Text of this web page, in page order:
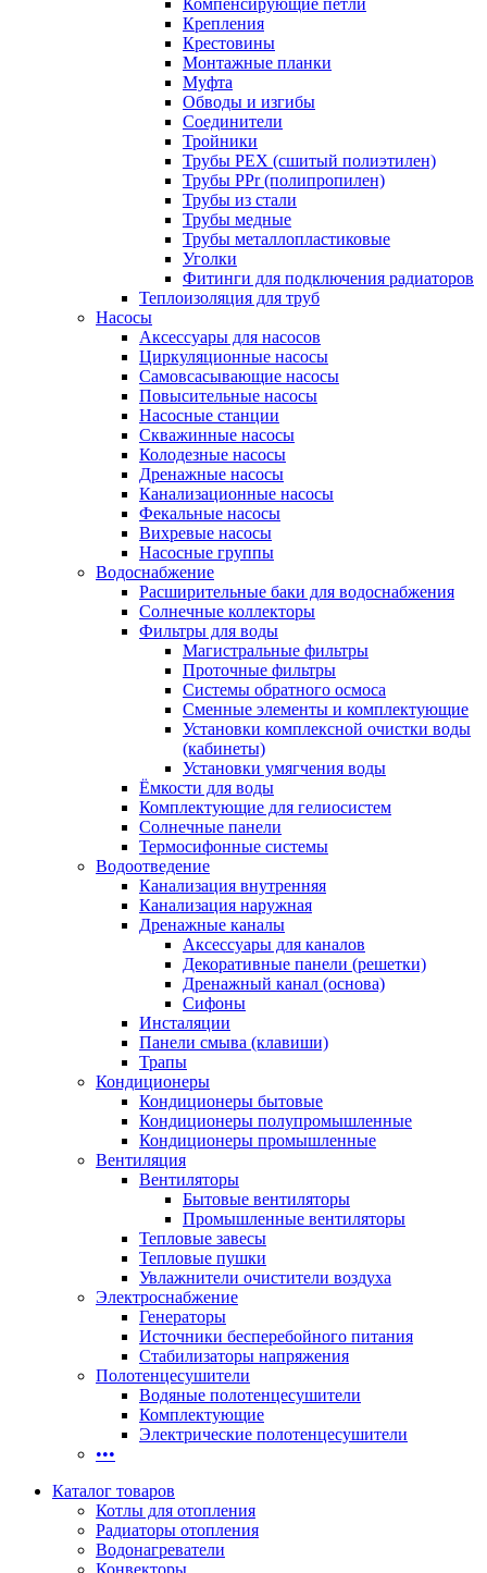
Компенсирующие петли
Крепления
Крестовины
Монтажные планки
Муфта
Обводы и изгибы
Соединители
Тройники
Трубы PEX (сшитый полиэтилен)
Трубы PPr (полипропилен)
Трубы из стали
Трубы медные
Трубы металлопластиковые
Уголки
Фитинги для подключения радиаторов
Теплоизоляция для труб
Насосы
Аксессуары для насосов
Циркуляционные насосы
Самовсасывающие насосы
Повысительные насосы
Насосные станции
Скважинные насосы
Колодезные насосы
Дренажные насосы
Канализационные насосы
Фекальные насосы
Вихревые насосы
Насосные группы
Водоснабжение
Расширительные баки для водоснабжения
Солнечные коллекторы
Фильтры для воды
Магистральные фильтры
Проточные фильтры
Системы обратного осмоса
Сменные элементы и комплектующие
Установки комплексной очистки воды
(кабинеты)
Установки умягчения воды
Ёмкости для воды
Комплектующие для гелиосистем
Солнечные панели
Термосифонные системы
Водоотведение
Канализация внутренняя
Канализация наружная
Дренажные каналы
Аксессуары для каналов
Декоративные панели (решетки)
Дренажный канал (основа)
Сифоны
Инсталяции
Панели смыва (клавиши)
Трапы
Кондиционеры
Кондиционеры бытовые
Кондиционеры полупромышленные
Кондиционеры промышленные
Вентиляция
Вентиляторы
Бытовые вентиляторы
Промышленные вентиляторы
Тепловые завесы
Тепловые пушки
Увлажнители очистители воздуха
Электроснабжение
Генераторы
Источники бесперебойного питания
Стабилизаторы напряжения
Полотенцесушители
Водяные полотенцесушители
Комплектующие
Электрические полотенцесушители
•••
Каталог товаров
Котлы для отопления
Радиаторы отопления
Водонагреватели
Конвекторы